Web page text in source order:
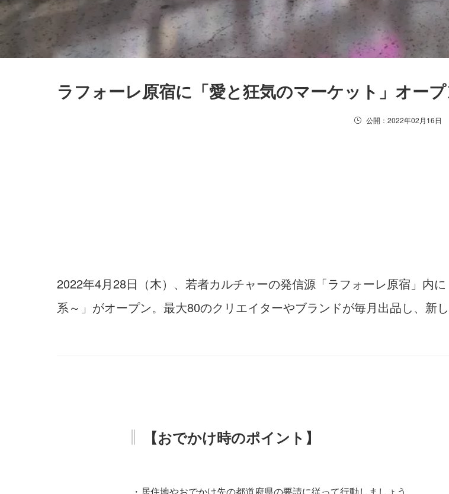
ラフォーレ原宿に「愛と狂気のマーケット」オー
公開：2022年02月16日
2022年4月28日（木）、若者カルチャーの発信源「ラフォーレ原宿」内
系～」がオープン。最大80のクリエイターやブランドが毎月出品し、新
【おでかけ時のポイント】